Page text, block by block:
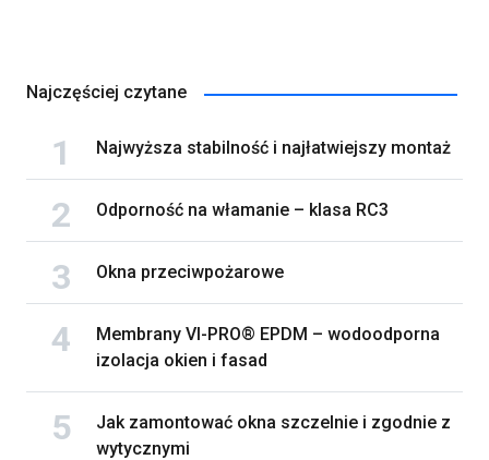
Najczęściej czytane
Najwyższa stabilność i najłatwiejszy montaż
Odporność na włamanie – klasa RC3
Okna przeciwpożarowe
Membrany VI-PRO® EPDM – wodoodporna
izolacja okien i fasad
Jak zamontować okna szczelnie i zgodnie z
wytycznymi